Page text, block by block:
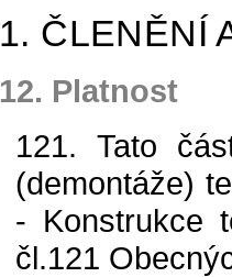
1. ČLENĚNÍ
12. Platnost
121. Tato
(demontáže)
- Konstrukce
čl.121